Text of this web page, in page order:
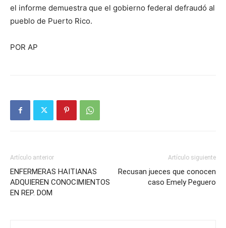
el informe demuestra que el gobierno federal defraudó al
pueblo de Puerto Rico.
POR AP
Artículo anterior
ENFERMERAS HAITIANAS
ADQUIEREN CONOCIMIENTOS
EN REP. DOM
Artículo siguiente
Recusan jueces que conocen
caso Emely Peguero